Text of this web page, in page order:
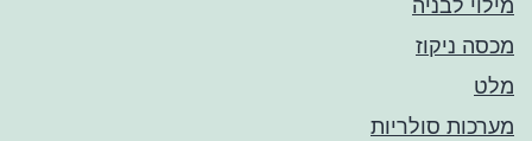
מילוי לבניה
מכסה ניקוז
מלט
מערכות סולריות